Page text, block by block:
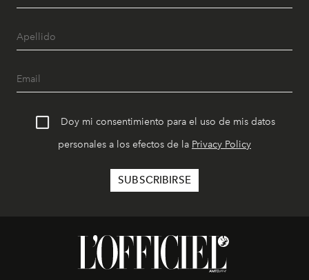
Doy mi consentimiento para el uso de mis datos
personales a los efectos de la Privacy Policy